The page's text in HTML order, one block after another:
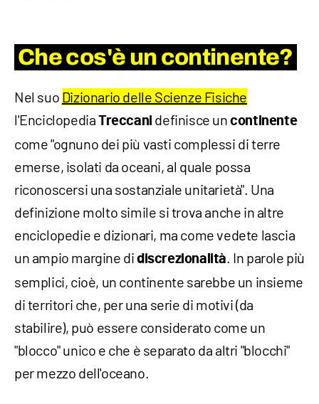
Che cos'è un continente?
Nel suo Dizionario delle Scienze Fisiche
l'Enciclopedia Treccani definisce uncontinente
come "ognuno dei più vasti complessi di terre
emerse, isolati da oceani, al quale possa
riconoscersi una sostanziale unitarietà". Una
definizione molto simile si trova anche in altre
enciclopedie e dizionari, ma come vedete lascia
un ampio margine didiscrezionalità. In parole più
semplici, cioè, un continente sarebbe un insieme
di territori che, per una serie di motivi (da
stabilire), può essere considerato come un
"blocco" unico e che è separato da altri "blocchi"
per mezzo dell'oceano.